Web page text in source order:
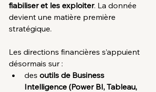
fiabiliser et les exploiter. La donnée
devient une matière première
stratégique.
Les directions financières s’appuient
désormais sur :
des outils de Business
Intelligence (Power BI, Tableau,